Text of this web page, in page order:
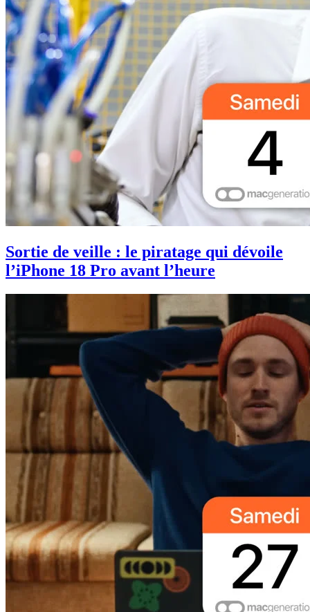
Sortie de veille : le piratage qui dévoile
l’iPhone 18 Pro avant l’heure